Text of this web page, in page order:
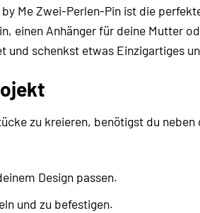
Me Zwei-Perlen-Pin ist die
einen Anhänger für deine Mutter
schenkst etwas Einzigartiges
zu kreieren, benötigst du
Design passen.
und zu befestigen.